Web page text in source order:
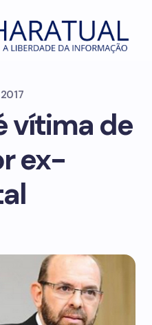
vítima de
ex-